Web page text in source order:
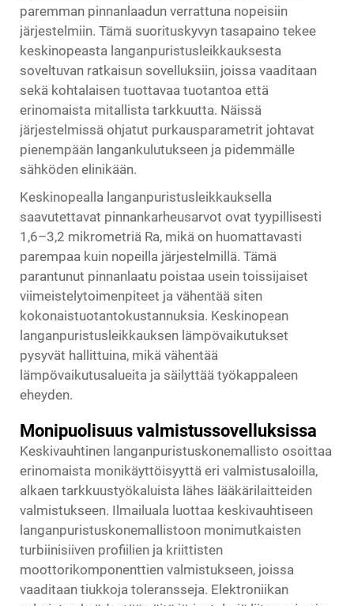
paremman pinnanlaadun verrattuna nopeisiin
järjestelmiin. Tämä suorituskyvyn tasapaino tekee
keskinopeasta langanpuristusleikkauksesta
soveltuvan ratkaisun sovelluksiin, joissa vaaditaan
sekä kohtalaisen tuottavaa tuotantoa että
erinomaista mitallista tarkkuutta. Näissä
järjestelmissä ohjatut purkausparametrit johtavat
pienempään langankulutukseen ja pidemmälle
sähköden elinikään.
Keskinopealla langanpuristusleikkauksella
saavutettavat pinnankarheusarvot ovat tyypillisesti
1,6–3,2 mikrometriä Ra, mikä on huomattavasti
parempaa kuin nopeilla järjestelmillä. Tämä
parantunut pinnanlaatu poistaa usein toissijaiset
viimeistelytoimenpiteet ja vähentää siten
kokonaistuotantokustannuksia. Keskinopean
langanpuristusleikkauksen lämpövaikutukset
pysyvät hallittuina, mikä vähentää
lämpövaikutusalueita ja säilyttää työkappaleen
eheyden.
Monipuolisuus valmistussovelluksissa
Keskivauhtinen langanpuristuskonemallisto osoittaa
erinomaista monikäyttöisyyttä eri valmistusaloilla,
alkaen tarkkuustyökaluista lähes lääkärilaitteiden
valmistukseen. Ilmailuala luottaa keskivauhtiseen
langanpuristuskonemallistoon monimutkaisten
turbiinisiiven profiilien ja kriittisten
moottorikomponenttien valmistukseen, joissa
vaaditaan tiukkoja toleransseja. Elektroniikan